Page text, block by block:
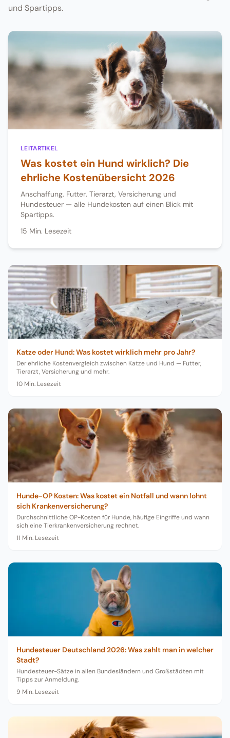
und Spartipps.
LEITARTIKEL
Was kostet ein Hund wirklich? Die
ehrliche Kostenübersicht 2026
Anschaffung, Futter, Tierarzt, Versicherung und
Hundesteuer — alle Hundekosten auf einen Blick mit
Spartipps.
15 Min. Lesezeit
Katze oder Hund: Was kostet wirklich mehr pro Jahr?
Der ehrliche Kostenvergleich zwischen Katze und Hund — Futter,
Tierarzt, Versicherung und mehr.
10 Min. Lesezeit
Hunde-OP Kosten: Was kostet ein Notfall und wann lohnt
sich Krankenversicherung?
Durchschnittliche OP-Kosten für Hunde, häufige Eingriffe und wann
sich eine Tierkrankenversicherung rechnet.
11 Min. Lesezeit
Hundesteuer Deutschland 2026: Was zahlt man in welcher
Stadt?
Hundesteuer-Sätze in allen Bundesländern und Großstädten mit
Tipps zur Anmeldung.
9 Min. Lesezeit